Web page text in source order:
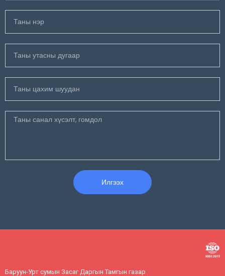
Илгээх
Баруун-Урт сумын Засаг Даргын Тамгын газар